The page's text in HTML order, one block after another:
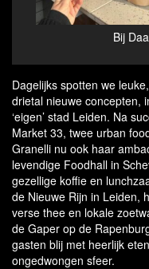
Bij
Dagelijks spotten we
drietal nieuwe concepten,
‘eigen’ stad Leiden. Na
Market 33, twee urban
Granelli nu ook haar
levendige Foodhall in
gezellige koffie en
de Nieuwe Rijn in Leiden,
verse thee en lokale
de Gaper op de
gasten blij met heerlijk
ongedwongen sfeer.